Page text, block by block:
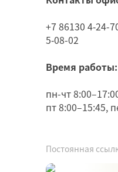
+7 86130 4‑24-
5‑08-02
Время работы:
пн-чт
пт 8:00–15:45,
Постоянная